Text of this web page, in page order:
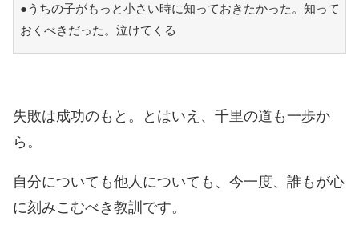
●うちの子がもっと小さい時に知っておきたかった。知って
おくべきだった。泣けてくる
失敗は成功のもと。とはいえ、千里の道も一歩か
ら。
自分についても他人についても、今一度、誰もが心
に刻みこむべき教訓です。